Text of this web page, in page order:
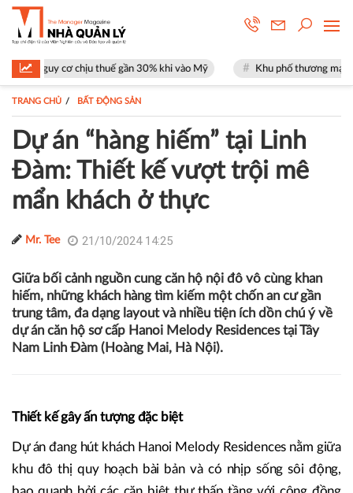
thuế gần 30% khi vào Mỹ Khu phố thương mại SOHO tại The
TRANG CHỦ BẤT ĐỘNG SẢN
Dự án “hàng hiếm” tại Linh
Đàm: Thiết kế vượt trội mê
mẩn khách ở thực
Mr. Tee 21/10/2024 14:25
Giữa bối cảnh nguồn cung căn hộ nội đô vô cùng khan
hiếm, những khách hàng tìm kiếm một chốn an cư gần
trung tâm, đa dạng layout và nhiều tiện ích dồn chú ý về
dự án căn hộ sơ cấp Hanoi Melody Residences tại Tây
Nam Linh Đàm (Hoàng Mai, Hà Nội).
Thiết kế gây ấn tượng đặc biệt
Dự án đang hút khách Hanoi Melody Residences nằm giữa
khu đô thị quy hoạch bài bản và có nhịp sống sôi động,